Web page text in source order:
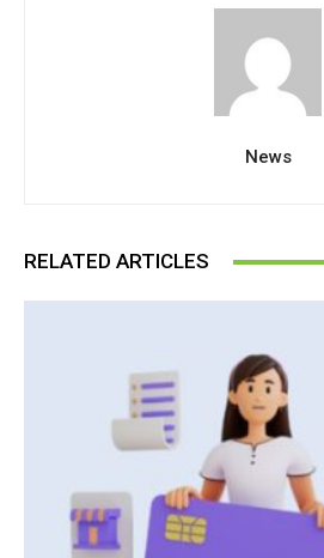
News
RELATED ARTICLES